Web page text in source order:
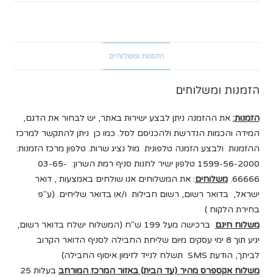
הזמנות ומשלוחים
הזמנות ומשלוחים
הזמנות: את ההזמנה ניתן לבצע ישירות באתר, יש לבחור את הדגם,
המידה והכמות הנדרשת ולהכניסם לסל. כמו כן ניתן להתקשר למרכז
ההזמנות ולבצע הזמנה טלפונית מול נציג שרות. טלפון מרכז הזמנות:
1599-56-2000 טלפון ישיר לחנות סניף רמת השרון: 03-65-
66666. משלוחים: את המשלוחים אנו שולחים באמצעות , דואר
ישראל, בדואר רשום, רשום חבילות ו/או בדואר שליחים. (ע"פ
בחירת הלקוח )
משלוח חינם
ברכישה מעל 199 ש"ח (המשלוח ישלח בדואר רשום,
יגיע תוך 8 ימי עסקים מיום שליחת החבילה לסניף הדואר הקרוב
לביתך, הודעת SMS תשלח לנייד לזימון איסוף החבילה)
משלוח אקספרס מהיר (עד הבית) באזור המרכז המורחב
בעלות 25